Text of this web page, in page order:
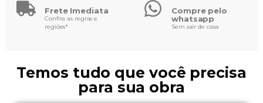
Frete Imediata
Confira as regras e
regiões*
Compre pelo
whatsapp
Sem sair de casa
Temos tudo que você precisa
para sua obra